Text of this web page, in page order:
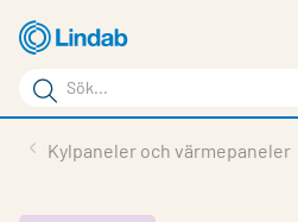
Hoppa
till
huvudinnehållet
Sökord
Sök
på
Kylpaneler och värmepaneler